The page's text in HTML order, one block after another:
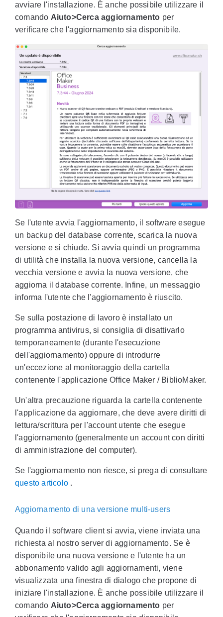
avviare l'installazione. È anche possibile utilizzare il
comando Aiuto>Cerca aggiornamento per
verificare che l'aggiornamento sia disponibile.
Se l'utente avvia l'aggiornamento, il software esegue
un backup del database corrente, scarica la nuova
versione e si chiude. Si avvia quindi un programma
di utilità che installa la nuova versione, cancella la
vecchia versione e avvia la nuova versione, che
aggiorna il database corrente. Infine, un messaggio
informa l'utente che l'aggiornamento è riuscito.
Se sulla postazione di lavoro è installato un
programma antivirus, si consiglia di disattivarlo
temporaneamente (durante l'esecuzione
dell'aggiornamento) oppure di introdurre
un'eccezione al monitoraggio della cartella
contenente l'applicazione Office Maker / BiblioMaker.
Un'altra precauzione riguarda la cartella contenente
l'applicazione da aggiornare, che deve avere diritti di
lettura/scrittura per l'account utente che esegue
l'aggiornamento (generalmente un account con diritti
di amministrazione del computer).
Se l'aggiornamento non riesce, si prega di consultare
questo articolo .
Aggiornamento di una versione multi-users
Quando il software client si avvia, viene inviata una
richiesta al nostro server di aggiornamento. Se è
disponibile una nuova versione e l'utente ha un
abbonamento valido agli aggiornamenti, viene
visualizzata una finestra di dialogo che propone di
iniziare l'installazione. È anche possibile utilizzare il
comando Aiuto>Cerca aggiornamento per